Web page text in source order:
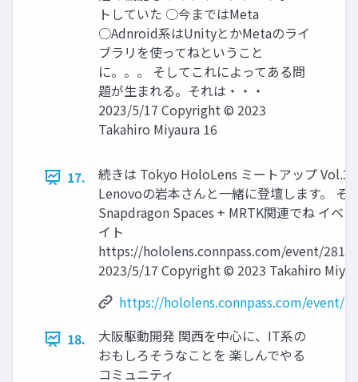
トしていた ○今まではMeta
○Adnroid系はUnityとかMetaのライ
ブラリを使ってねということ
に。。。 そしてこれによってある問
題が生まれる。それは・・・
2023/5/17 Copyright © 2023
Takahiro Miyaura 16
17.
続きは Tokyo HoloLens ミートアップ
Lenovoの岩本さんと一緒に登壇します。 そ
Snapdragon Spaces + MRTK関連でね イベ
イト
https://hololens.connpass.com/event/
2023/5/17 Copyright © 2023 Takahiro
https://hololens.connpass.com/event/
18.
大阪駆動開発 関西を中心に、IT系の
おもしろそうなことを 楽しんでやる
コミュニティ